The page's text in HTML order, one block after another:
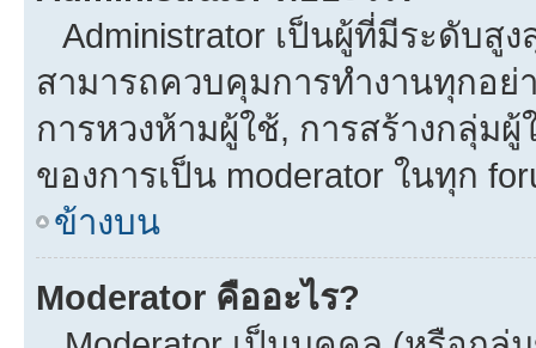
Administrator เป็นผู้ที่มีระดับสู
สามารถควบคุมการทำงานทุกอย่
การหวงห้ามผู้ใช้, การสร้างกลุ่ม
ของการเป็น moderator ในทุก
ข้างบน
Moderator คืออะไร?